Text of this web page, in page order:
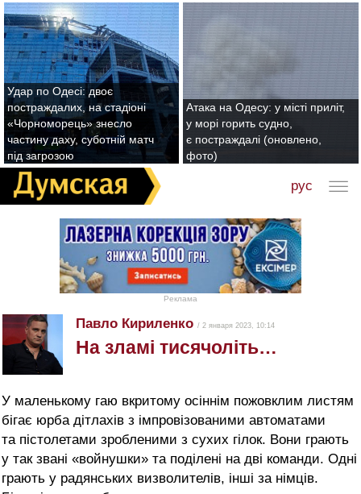
Удар по Одесі: двоє
постраждалих, на стадіоні
«Чорноморець» знесло
частину даху, суботній матч
під загрозою
Атака на Одесу: у місті приліт,
у морі горить судно,
є постраждалі (оновлено,
фото)
рус
Реклама
Павло Кириленко / 2 января 2023, 10:14
На зламі тисячоліть…
У маленькому гаю вкритому осіннім пожовклим листям
бігає юрба дітлахів з імпровізованими автоматами
та пістолетами зробленими з сухих гілок. Вони грають
у так звані «войнушки» та поділені на дві команди. Одні
грають у радянських визволителів, інші за німців.